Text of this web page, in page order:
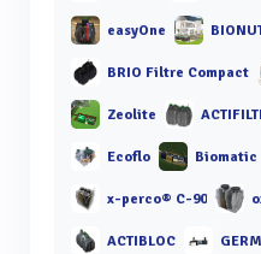
easyOne
BRIO Filtre Compact
Zeolite
Ecoflo Biomatic
x-perco® C-90
ACTIBLOC